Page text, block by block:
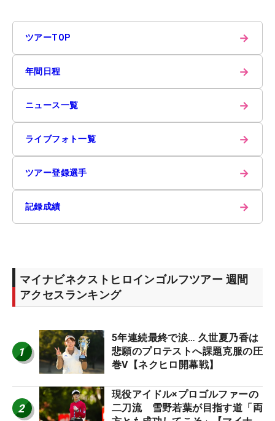
ツアーTOP →
年間日程 →
ニュース一覧 →
ライブフォト一覧 →
ツアー登録選手 →
記録成績 →
マイナビネクストヒロインゴルフツアー 週間
アクセスランキング
1
5年連続最終で涙… 久世夏乃香は
悲願のプロテストへ課題克服の圧
巻V【ネクヒロ開幕戦】
2
現役アイドル×プロゴルファーの
二刀流 雪野若葉が目指す道「両